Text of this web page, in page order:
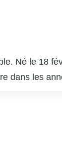
Né le 18
dans les
En plus